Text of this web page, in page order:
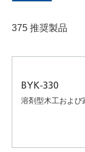
375 推奨製品
BYK-330
溶剤型木工および